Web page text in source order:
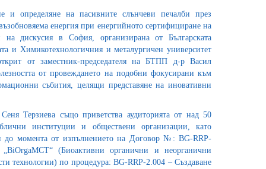
и определяне на пасивните слънчеви печалби през
енергия при енергийното сертифициране на
на дискусия в София, организирана от Българската
и Химикотехнологичния и металургичен университет
от заместник-председателя на БТПП д-р Васил
от провеждането на подобни фокусирани към
събития, целящи представяне на иновативни
Терзиева също приветства аудиторията от над 50
институции и обществени организации, като
до момента от изпълнението на Договор №: BG-RRP-
(Биоактивни органични и неорганични
технологии) по процедура: BG-RRP-2.004 – Създаване